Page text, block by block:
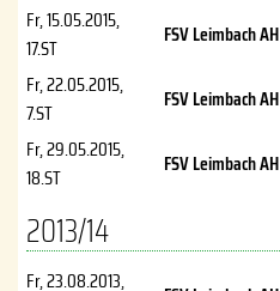
Fr, 15.05.2015,
17.ST
FSV Leimbach AH
Fr, 22.05.2015,
7.ST
FSV Leimbach AH
Fr, 29.05.2015,
18.ST
FSV Leimbach AH
2013/14
Fr, 23.08.2013,